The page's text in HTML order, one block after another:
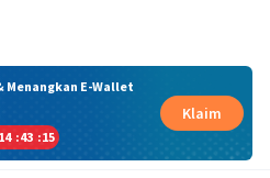
Menangkan E-Wallet
14 :43 :15
Klaim